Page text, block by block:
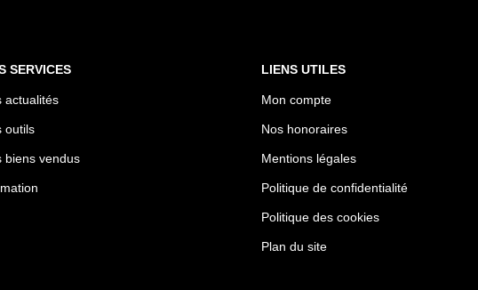
SERVICES
actualités
outils
biens vendus
LIENS UTILES
Mon compte
Nos honoraires
Mentions légales
Politique de confidentialité
Politique des cookies
Plan du site